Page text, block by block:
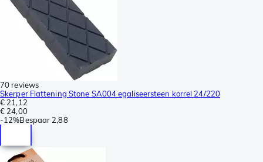
70 reviews
Skerper Flattening Stone SA004 egaliseersteen korrel 24/220
€ 21,12
€ 24,00
-12%Bespaar 2,88